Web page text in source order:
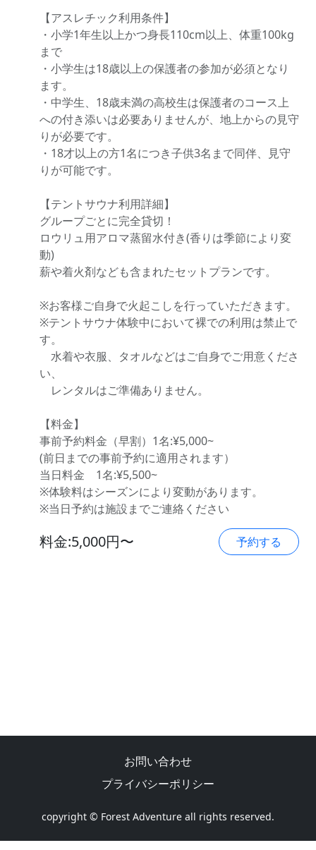
【アスレチック利用条件】
・小学1年生以上かつ身長110cm以上、体重100kg
まで
・小学生は18歳以上の保護者の参加が必須となり
ます。
・中学生、18歳未満の高校生は保護者のコース上
への付き添いは必要ありませんが、地上からの見守
りが必要です。
・18才以上の方1名につき子供3名まで同伴、見守
りが可能です。
【テントサウナ利用詳細】
グループごとに完全貸切！
ロウリュ用アロマ蒸留水付き(香りは季節により変
動)
薪や着火剤なども含まれたセットプランです。
※お客様ご自身で火起こしを行っていただきます。
※テントサウナ体験中において裸での利用は禁止で
す。
水着や衣服、タオルなどはご自身でご用意くださ
い、
レンタルはご準備ありません。
【料金】
事前予約料金（早割）1名:¥5,000~
(前日までの事前予約に適用されます）
当日料金 1名:¥5,500~
※体験料はシーズンにより変動があります。
※当日予約は施設までご連絡ください
料金:5,000円〜 予約する
お問い合わせ
プライバシーポリシー
copyright © Forest Adventure all rights reserved.